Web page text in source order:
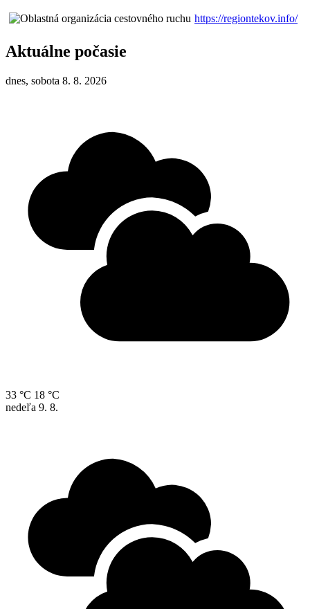
https://regiontekov.info/
Aktuálne počasie
dnes, sobota 8. 8. 2026
33 °C 18 °C
nedeľa 9. 8.